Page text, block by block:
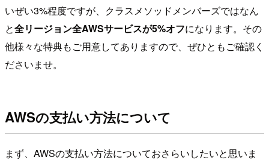
いぜい3%程度ですが、クラスメソッドメンバーズではなん
と全リージョン全AWSサービスが5%オフになります。その
他様々な特典もご用意してありますので、ぜひともご確認く
ださいませ。
AWSの支払い方法について
まず、AWSの支払い方法についておさらいしたいと思いま